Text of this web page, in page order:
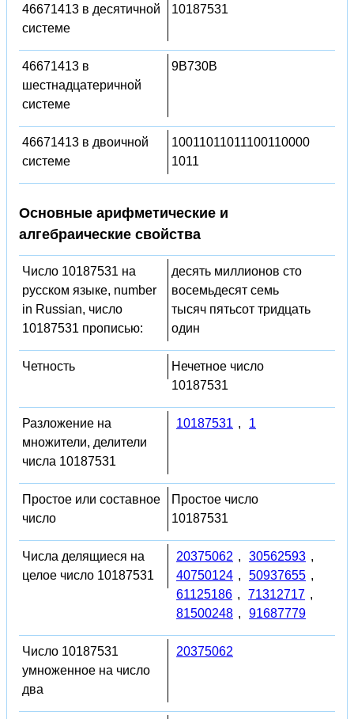
46671413 в десятичной
системе
10187531
46671413 в
шестнадцатеричной
системе
9B730B
46671413 в двоичной
системе
10011011011100110000
1011
Основные арифметические и
алгебраические свойства
Число 10187531 на
русском языке, number
in Russian, число
10187531 прописью:
десять миллионов сто
восемьдесят семь
тысяч пятьсот тридцать
один
Четность
Нечетное число
10187531
Разложение на
множители, делители
числа 10187531
10187531 , 1
Простое или составное
число
Простое число
10187531
Числа делящиеся на
целое число 10187531
20375062 , 30562593 ,
40750124 , 50937655 ,
61125186 , 71312717 ,
81500248 , 91687779
Число 10187531
умноженное на число
два
20375062